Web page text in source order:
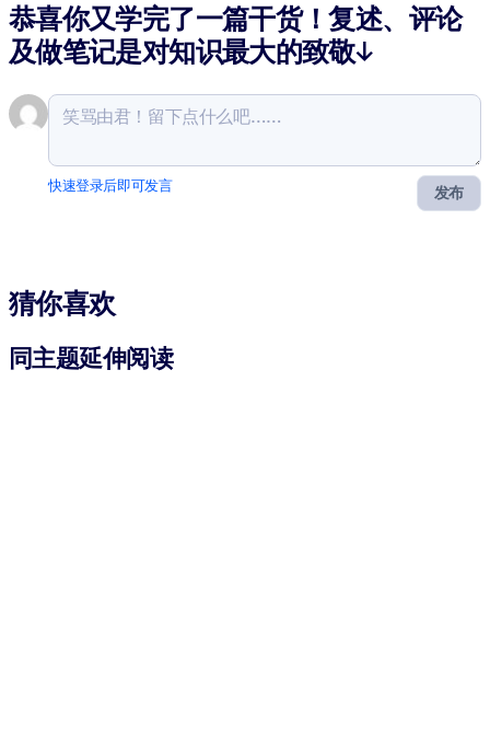
恭喜你又学完了一篇干货！复述、评论
及做笔记是对知识最大的致敬↓
发布
快速登录后即可发言
猜你喜欢
同主题延伸阅读